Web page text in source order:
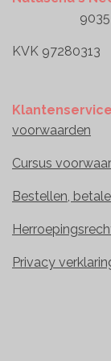
9035 BS
KVK 97280313
Klantenservice
voorwaarden
Cursus
Bestellen,
Privacy